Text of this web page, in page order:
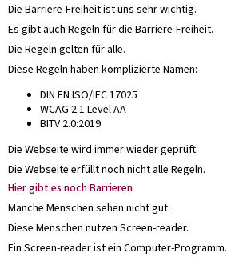
Die Barriere-Freiheit ist uns sehr wichtig.
Es gibt auch Regeln für die Barriere-Freiheit.
Die Regeln gelten für alle.
Diese Regeln haben komplizierte Namen:
DIN EN ISO/IEC 17025
WCAG 2.1 Level AA
BITV 2.0:2019
Die Webseite wird immer wieder geprüft.
Die Webseite erfüllt noch nicht alle Regeln.
Hier gibt es noch Barrieren
Manche Menschen sehen nicht gut.
Diese Menschen nutzen Screen-reader.
Ein Screen-reader ist ein Computer-Programm.